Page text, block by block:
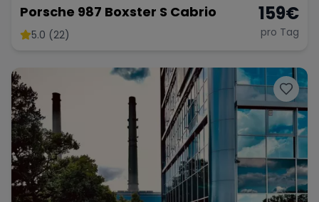
Porsche 987 Boxster S Cabrio
5.0 (22)
159€
pro Tag